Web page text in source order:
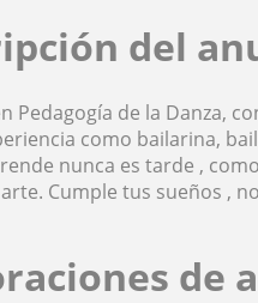
del
Pedagogía de la Danza,
como bailarina,
nunca es tarde ,
Cumple tus sueños ,
de